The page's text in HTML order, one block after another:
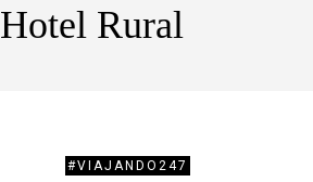
Hotel Rural
#VIAJANDO247